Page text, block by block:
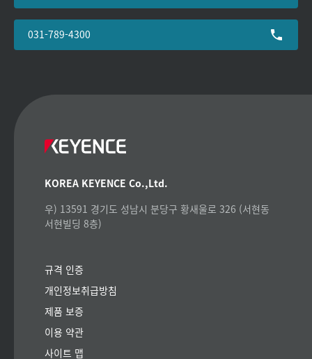
031-789-4300
KOREA KEYENCE Co.,Ltd.
우) 13591 경기도 성남시 분당구 황새울로 326 (서현동
서현빌딩 8층)
규격 인증
개인정보취급방침
제품 보증
이용 약관
사이트 맵